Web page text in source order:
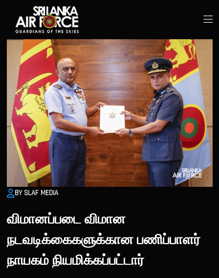
BY SLAF MEDIA
விமானப்படை விமான
நடவடிக்கைகளுக்கான பணிப்பாளர்
நாயகம் நியமிக்கப்பட்டார்